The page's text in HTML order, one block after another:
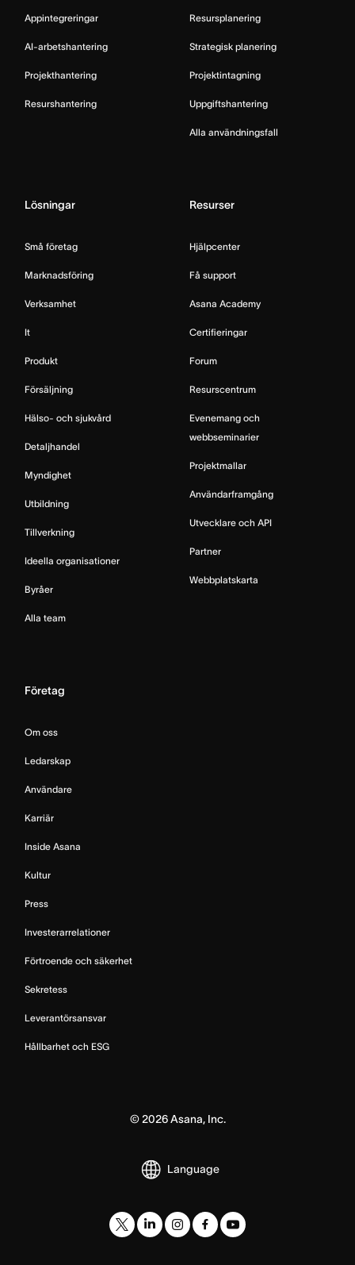
Appintegreringar
AI-arbetshantering
Projekthantering
Resurshantering
Resursplanering
Strategisk planering
Projektintagning
Uppgiftshantering
Alla användningsfall
Lösningar
Små företag
Marknadsföring
Verksamhet
It
Produkt
Försäljning
Hälso- och sjukvård
Detaljhandel
Myndighet
Utbildning
Tillverkning
Ideella organisationer
Byråer
Alla team
Resurser
Hjälpcenter
Få support
Asana Academy
Certifieringar
Forum
Resurscentrum
Evenemang och
webbseminarier
Projektmallar
Användarframgång
Utvecklare och API
Partner
Webbplatskarta
Företag
Om oss
Ledarskap
Användare
Karriär
Inside Asana
Kultur
Press
Investerarrelationer
Förtroende och säkerhet
Sekretess
Leverantörsansvar
Hållbarhet och ESG
© 2026Asana, Inc.
Language